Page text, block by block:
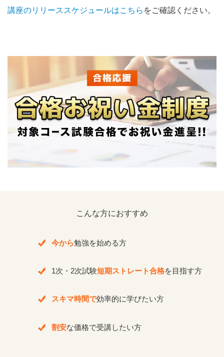
講座のリリーススケジュールはこちら をご確認ください。
こんな方におすすめ
今から勉強を始める方
1次・2次試験短期ストレート合格を目指す方
スキマ時間で効率的に学びたい方
割安な価格で受講したい方